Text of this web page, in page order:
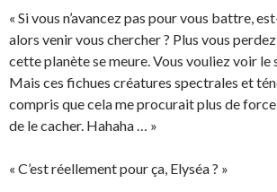
« Si vous n’avancez pas pour vous battre,
alors venir vous chercher ? Plus vous
cette planète se meure. Vous vouliez voir le
Mais ces fichues créatures spectrales et
compris que cela me procurait plus de
de le cacher. Hahaha … »
« C’est réellement pour ça, Elyséa ? »